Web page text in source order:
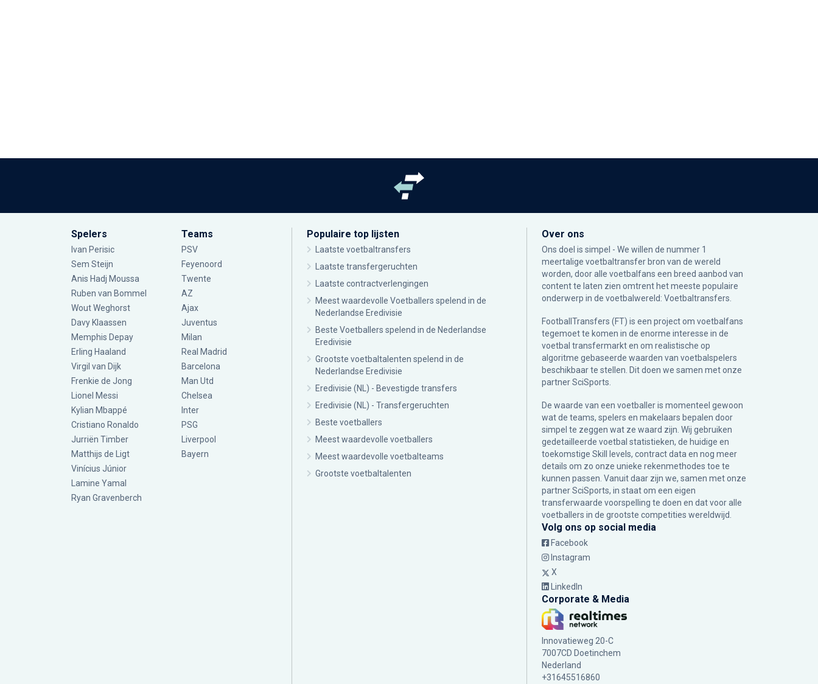
Spelers
Ivan Perisic
Sem Steijn
Anis Hadj Moussa
Ruben van Bommel
Wout Weghorst
Davy Klaassen
Memphis Depay
Erling Haaland
Virgil van Dijk
Frenkie de Jong
Lionel Messi
Kylian Mbappé
Cristiano Ronaldo
Jurriën Timber
Matthijs de Ligt
Vinícius Júnior
Lamine Yamal
Ryan Gravenberch
Teams
PSV
Feyenoord
Twente
AZ
Ajax
Juventus
Milan
Real Madrid
Barcelona
Man Utd
Chelsea
Inter
PSG
Liverpool
Bayern
Populaire top lijsten
Laatste voetbaltransfers
Laatste transfergeruchten
Laatste contractverlengingen
Meest waardevolle Voetballers spelend in de
Nederlandse Eredivisie
Beste Voetballers spelend in de Nederlandse
Eredivisie
Grootste voetbaltalenten spelend in de
Nederlandse Eredivisie
Eredivisie (NL) - Bevestigde transfers
Eredivisie (NL) - Transfergeruchten
Beste voetballers
Meest waardevolle voetballers
Meest waardevolle voetbalteams
Grootste voetbaltalenten
Over ons
Ons doel is simpel - We willen de nummer 1
meertalige voetbaltransfer bron van de wereld
worden, door alle voetbalfans een breed aanbod van
content te laten zien omtrent het meeste populaire
onderwerp in de voetbalwereld: Voetbaltransfers.
FootballTransfers (FT) is een project om voetbalfans
tegemoet te komen in de enorme interesse in de
voetbal transfermarkt en om realistische op
algoritme gebaseerde waarden van voetbalspelers
beschikbaar te stellen. Dit doen we samen met onze
partnerSciSports
De waarde van een voetballer is momenteel gewoon
wat de teams, spelers en makelaars bepalen door
simpel te zeggen wat ze waard zijn. Wij gebruiken
gedetailleerde voetbal statistieken, de huidige en
toekomstige Skill levels, contract data en nog meer
details om zo onze unieke rekenmethodes toe te
kunnen passen. Vanuit daar zijn we, samen met onze
partner SciSports, in staat om een eigen
transferwaarde voorspelling te doen en dat voor alle
voetballers in de grootste competities wereldwijd.
Volg ons op social media
Facebook
Instagram
X
LinkedIn
Corporate & Media
Innovatieweg 20-C
7007CD Doetinchem
Nederland
+31645516860